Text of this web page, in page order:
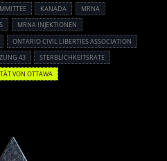
KANADA
MRNA
MRNA INJEKTIONEN
ONTARIO CIVIL LIBERTIES ASSOCIATION
43
STERBLICHKEITSRATE
VON OTTAWA